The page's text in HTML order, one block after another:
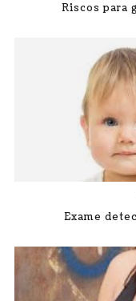
Riscos para
Exame